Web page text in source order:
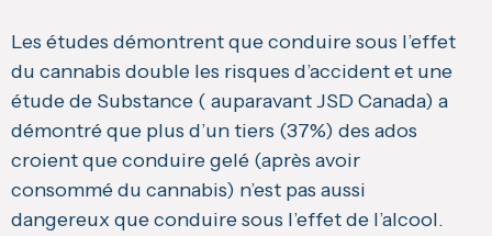
Les études démontrent que conduire sous l’effet
du cannabis double les risques d’accident et une
étude de Substance ( auparavant JSD Canada) a
démontré que plus d’un tiers (37%) des ados
croient que conduire gelé (après avoir
consommé du cannabis) n’est pas aussi
dangereux que conduire sous l’effet de l’alcool.